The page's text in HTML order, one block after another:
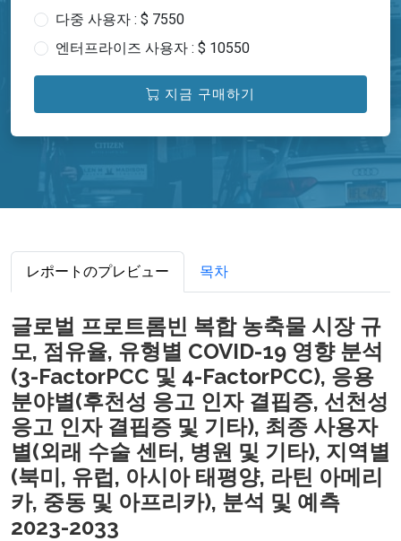
다중 사용자 : $ 7550
엔터프라이즈 사용자 : $ 10550
지금 구매하기
レポートのプレビュー 목차
글로벌 프로트롬빈 복합 농축물 시장 규
모, 점유율, 유형별 COVID-19 영향 분석
(3-FactorPCC 및 4-FactorPCC), 응용
분야별(후천성 응고 인자 결핍증, 선천성
응고 인자 결핍증 및 기타), 최종 사용자
별(외래 수술 센터, 병원 및 기타), 지역별
(북미, 유럽, 아시아 태평양, 라틴 아메리
카, 중동 및 아프리카), 분석 및 예측
2023-2033